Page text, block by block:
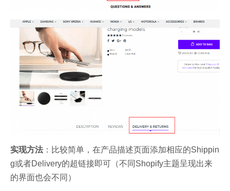
实现方法 ：比较简单，在产品描述页面添加相应的Shippin
g或者Delivery的超链接即可（不同Shopify主题呈现出来
的界面也会不同）